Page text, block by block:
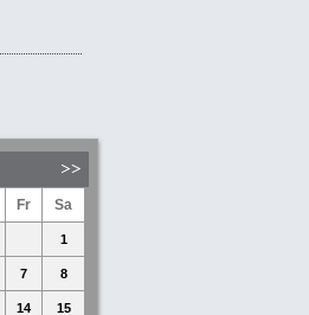
Fr Sa
1
7 8
14 15